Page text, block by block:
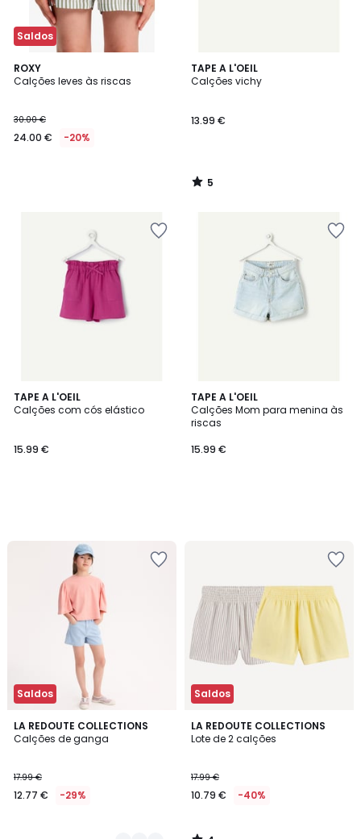
Saldos
ROXY
Calções leves às riscas
30.00 €
24.00 € -20%
TAPE A L'OEIL
Calções vichy
13.99 €
5
/
5
/
TAPE A L'OEIL
Calções com cós elástico
15.99 €
TAPE A L'OEIL
Calções Mom para menina às
riscas
15.99 €
Saldos
LA REDOUTE COLLECTIONS
Calções de ganga
17.99 €
12.77 € -29%
2
Cores
Saldos
LA REDOUTE COLLECTIONS
Lote de 2 calções
17.99 €
10.79 € -40%
4
/